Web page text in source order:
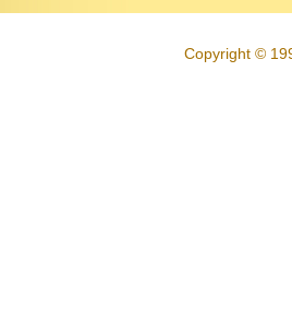
Copyright ©